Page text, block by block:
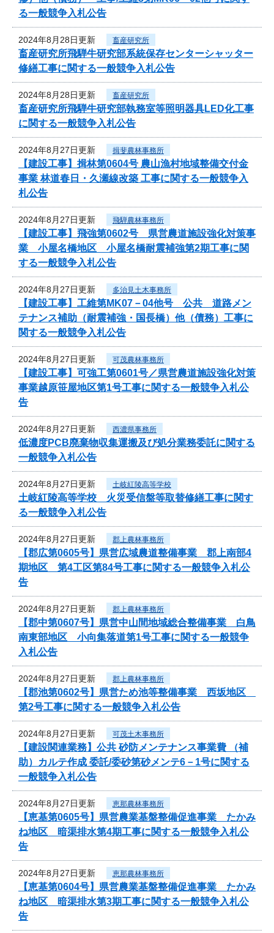
る一般競争入札公告
2024年8月28日更新 畜産研究所
畜産研究所飛騨牛研究部系統保存センターシャッター
修繕工事に関する一般競争入札公告
2024年8月28日更新 畜産研究所
畜産研究所飛騨牛研究部執務室等照明器具LED化工事
に関する一般競争入札公告
2024年8月27日更新 揖斐農林事務所
【建設工事】揖林第0604号 農山漁村地域整備交付金
事業 林道春日・久瀬線改築 工事に関する一般競争入
札公告
2024年8月27日更新 飛騨農林事務所
【建設工事】飛強第0602号 県営農道施設強化対策事
業 小屋名橋地区 小屋名橋耐震補強第2期工事に関
する一般競争入札公告
2024年8月27日更新 多治見土木事務所
【建設工事】工維第MK07－04他号 公共 道路メン
テナンス補助（耐震補強・国長橋）他（債務）工事に
関する一般競争入札公告
2024年8月27日更新 可茂農林事務所
【建設工事】可強工第0601号／県営農道施設強化対策
事業越原笹屋地区第1号工事に関する一般競争入札公
告
2024年8月27日更新 西濃県事務所
低濃度PCB廃棄物収集運搬及び処分業務委託に関する
一般競争入札公告
2024年8月27日更新 土岐紅陵高等学校
土岐紅陵高等学校 火災受信盤等取替修繕工事に関す
る一般競争入札公告
2024年8月27日更新 郡上農林事務所
【郡広第0605号】県営広域農道整備事業 郡上南部4
期地区 第4工区第84号工事に関する一般競争入札公
告
2024年8月27日更新 郡上農林事務所
【郡中第0607号】県営中山間地域総合整備事業 白鳥
南東部地区 小向集落道第1号工事に関する一般競争
入札公告
2024年8月27日更新 郡上農林事務所
【郡池第0602号】県営ため池等整備事業 西坂地区
第2号工事に関する一般競争入札公告
2024年8月27日更新 可茂土木事務所
【建設関連業務】公共 砂防メンテナンス事業費 （補
助）カルテ作成 委託/委砂第砂メンテ6－1号に関する
一般競争入札公告
2024年8月27日更新 恵那農林事務所
【恵基第0605号】県営農業基盤整備促進事業 たかみ
ね地区 暗渠排水第4期工事に関する一般競争入札公
告
2024年8月27日更新 恵那農林事務所
【恵基第0604号】県営農業基盤整備促進事業 たかみ
ね地区 暗渠排水第3期工事に関する一般競争入札公
告